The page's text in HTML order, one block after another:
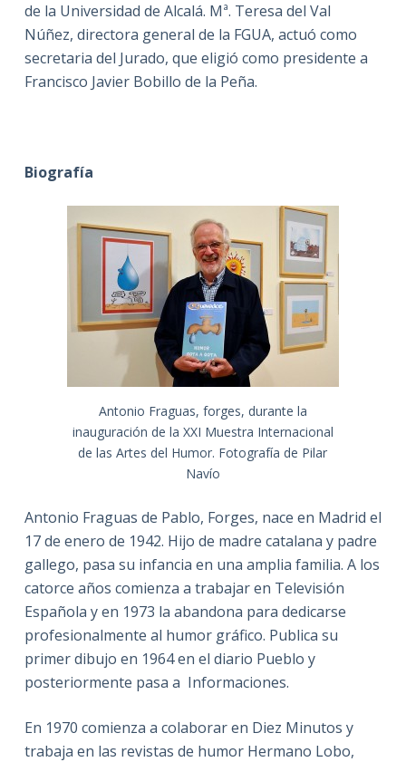
de la Universidad de Alcalá. Mª. Teresa del Val
Núñez, directora general de la FGUA, actuó como
secretaria del Jurado, que eligió como presidente a
Francisco Javier Bobillo de la Peña.
Biografía
Antonio Fraguas, forges, durante la
inauguración de la XXI Muestra Internacional
de las Artes del Humor. Fotografía de Pilar
Navío
Antonio Fraguas de Pablo, Forges, nace en Madrid el
17 de enero de 1942. Hijo de madre catalana y padre
gallego, pasa su infancia en una amplia familia. A los
catorce años comienza a trabajar en Televisión
Española y en 1973 la abandona para dedicarse
profesionalmente al humor gráfico. Publica su
primer dibujo en 1964 en el diario Pueblo y
posteriormente pasa a Informaciones.
En 1970 comienza a colaborar en Diez Minutos y
trabaja en las revistas de humor Hermano Lobo,